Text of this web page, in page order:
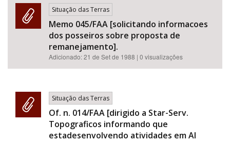
Situação das Terras
Memo 045/FAA [solicitando informacoes
dos posseiros sobre proposta de
remanejamento].
Adicionado:21 de Set de 1988 | 0 visualizações
Situação das Terras
Of. n. 014/FAA [dirigido a Star-Serv.
Topograficos informando que
estadesenvolvendo atividades em AI